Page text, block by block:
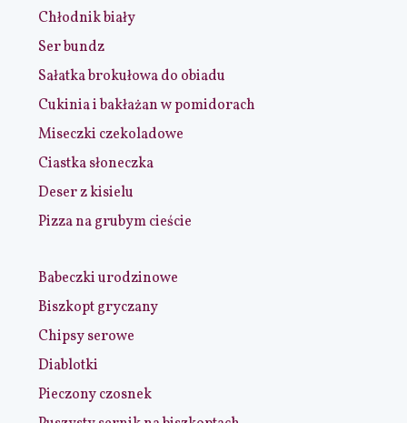
Chłodnik biały
Ser bundz
Sałatka brokułowa do obiadu
Cukinia i bakłażan w pomidorach
Miseczki czekoladowe
Ciastka słoneczka
Deser z kisielu
Pizza na grubym cieście
Babeczki urodzinowe
Biszkopt gryczany
Chipsy serowe
Diablotki
Pieczony czosnek